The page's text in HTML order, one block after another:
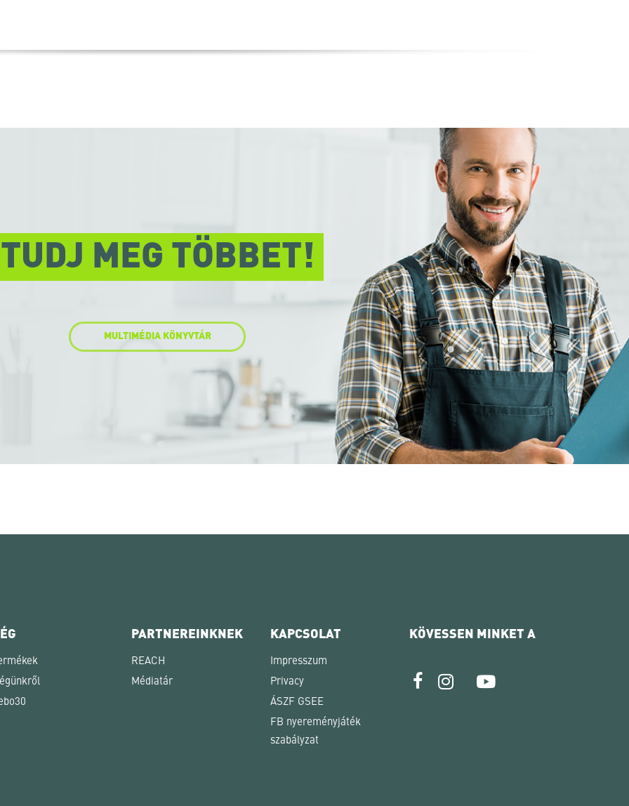
TUDJ MEG TÖBBET!
MULTIMÉDIA KÖNYVTÁR
PARTNEREINKNEK
REACH
Médiatár
KAPCSOLAT
Impresszum
Privacy
ÁSZF GSEE
FB nyereményjáték
szabályzat
KÖVESSEN MINKET A